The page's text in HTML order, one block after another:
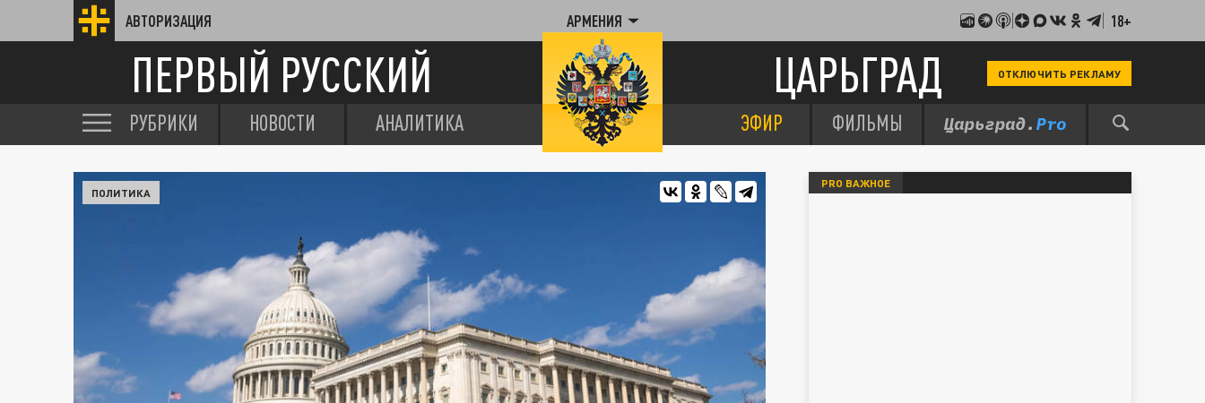
АВТОРИЗАЦИЯ АРМЕНИЯ 18+
ПЕРВЫЙ РУССКИЙ ЦАРЬГРАД ОТКЛЮЧИТЬ РЕКЛАМУ
РУБРИКИ НОВОСТИ АНАЛИТИКА ЭФИР ФИЛЬМЫ
ПОЛИТИКА
PRO ВАЖНОЕ